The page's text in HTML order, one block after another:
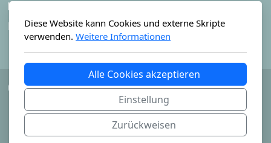
Hauptmenü
Home
Datenschutzerklärung
Impressum
Copyright ©2026 textsalz. All Rights Reserved
Diese Website kann Cookies und externe Skripte
verwenden. Weitere Informationen
Alle Cookies akzeptieren
Einstellung
Zurückweisen